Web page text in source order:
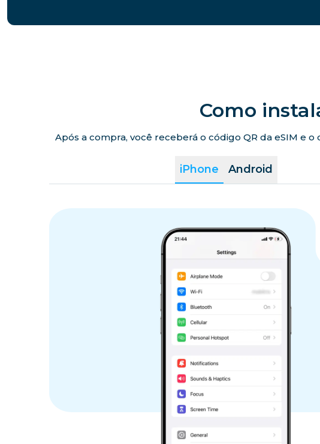
Como
Após a compra, você receberá o código QR da eSIM e
iPhone Android